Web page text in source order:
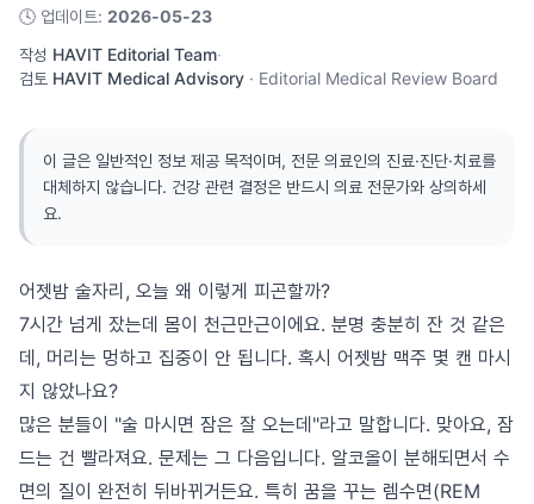
🕓 업데이트: 2026-05-23
작성 HAVIT Editorial Team·
검토 HAVIT Medical Advisory · Editorial Medical Review Board
이 글은 일반적인 정보 제공 목적이며, 전문 의료인의 진료·진단·치료를
대체하지 않습니다. 건강 관련 결정은 반드시 의료 전문가와 상의하세
요.
어젯밤 술자리, 오늘 왜 이렇게 피곤할까?
7시간 넘게 잤는데 몸이 천근만근이에요. 분명 충분히 잔 것 같은
데, 머리는 멍하고 집중이 안 됩니다. 혹시 어젯밤 맥주 몇 캔 마시
지 않았나요?
많은 분들이 "술 마시면 잠은 잘 오는데"라고 말합니다. 맞아요, 잠
드는 건 빨라져요. 문제는 그 다음입니다. 알코올이 분해되면서 수
면의 질이 완전히 뒤바뀌거든요. 특히 꿈을 꾸는 렘수면(REM